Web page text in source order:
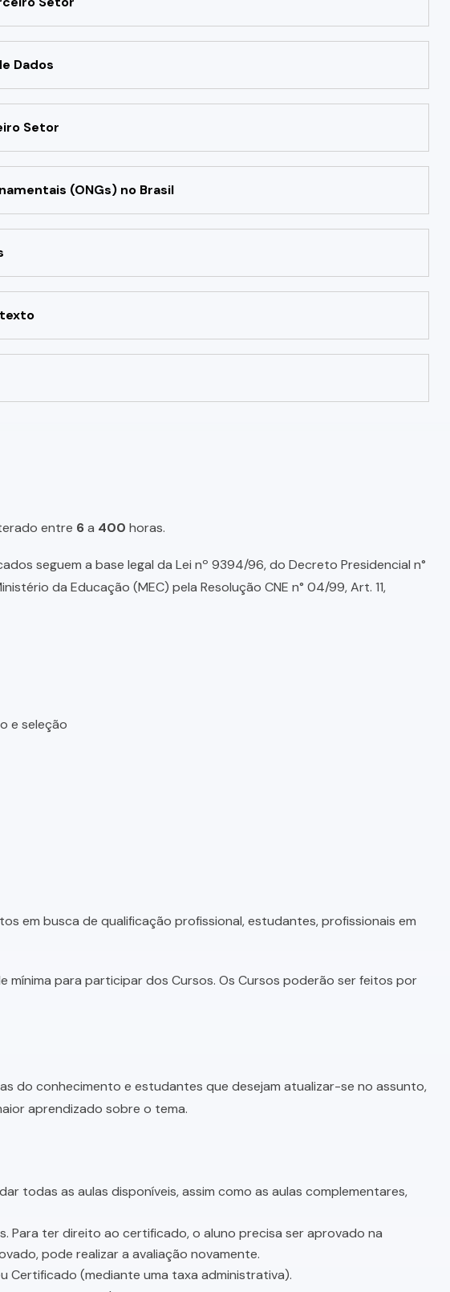
Dados
Setor
(ONGs) no Brasil
entre 6a 400 horas.
seguem a base legal da Lei nº 9394/96, do Decreto Presidencial n°
da Educação (MEC) pela Resolução CNE n° 04/99, Art. 11,
e seleção
em busca de qualificação profissional, estudantes, profissionais em
mínima para participar dos Cursos. Os Cursos poderão ser feitos por
do conhecimento e estudantes que desejam atualizar-se no assunto,
aprendizado sobre o tema.
todas as aulas disponíveis, assim como as aulas complementares,
Para ter direito ao certificado, o aluno precisa ser aprovado na
pode realizar a avaliação novamente.
Certificado (mediante uma taxa administrativa).